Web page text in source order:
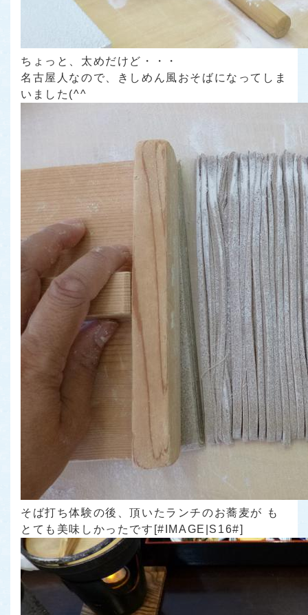
ちょっと、太めだけど・・・
名古屋人なので、きしめん風おそばになってしま
いました(^^ゞ
そば打ち体験の後、頂いたランチのお蕎麦が も
とても美味しかったです[#IMAGE|S16#]